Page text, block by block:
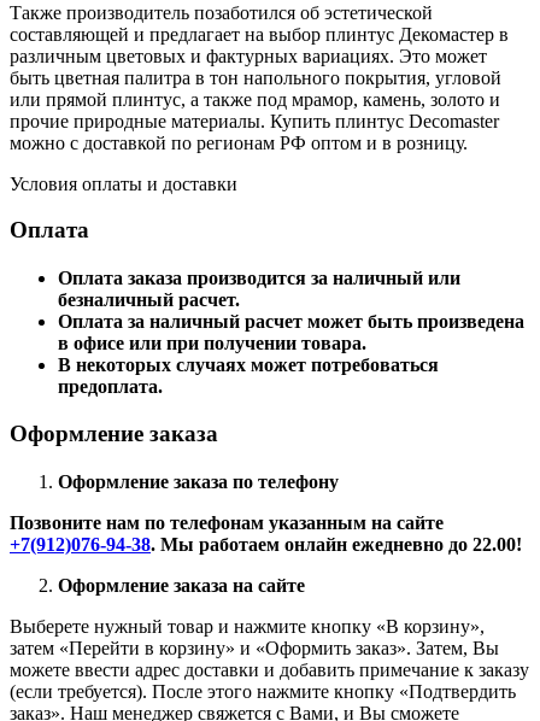
Также производитель позаботился об эстетической
составляющей и предлагает на выбор плинтус Декомастер в
различным цветовых и фактурных вариациях. Это может
быть цветная палитра в тон напольного покрытия, угловой
или прямой плинтус, а также под мрамор, камень, золото и
прочие природные материалы. Купить плинтус Decomaster
можно с доставкой по регионам РФ оптом и в розницу.
Условия оплаты и доставки
Оплата
Оплата заказа производится за наличный или
безналичный расчет.
Оплата за наличный расчет может быть произведена
в офисе или при получении товара.
В некоторых случаях может потребоваться
предоплата.
Оформление заказа
Оформление заказа по телефону
Позвоните нам по телефонам указанным на сайте
+7(912)076-94-38. Мы работаем онлайн ежедневно до 22.00!
Оформление заказа на сайте
Выберете нужный товар и нажмите кнопку «В корзину»,
затем «Перейти в корзину» и «Оформить заказ». Затем, Вы
можете ввести адрес доставки и добавить примечание к заказу
(если требуется). После этого нажмите кнопку «Подтвердить
заказ». Наш менеджер свяжется с Вами, и Вы сможете